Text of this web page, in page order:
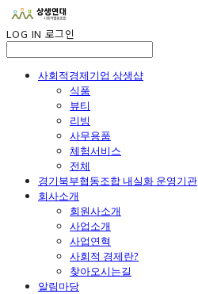
LOG IN 로그인
사회적경제기업 상생샵
식품
뷰티
리빙
사무용품
체험서비스
전체
경기북부협동조합 내실화 운영기관
회사소개
회원사소개
사업소개
사업연혁
사회적 경제란?
찾아오시는길
알림마당